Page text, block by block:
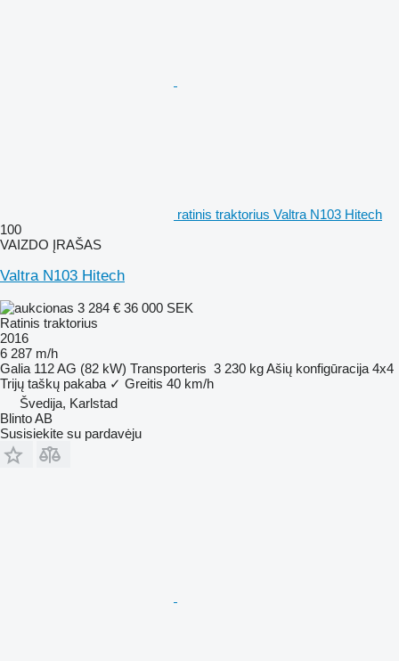
ratinis traktorius Valtra N103 Hitech
100
VAIZDO ĮRAŠAS
Valtra N103 Hitech
3 284 € 36 000 SEK
Ratinis traktorius
2016
6 287 m/h
Galia 112 AG (82 kW) Transporteris 3 230 kgAšių konfigūracija 4x4
Trijų taškų pakaba ✓ Greitis 40 km/h
Švedija, Karlstad
Blinto AB
Susisiekite su pardavėju